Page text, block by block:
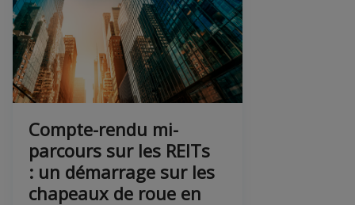
Compte-rendu mi-
parcours sur les REITs
: un démarrage sur les
chapeaux de roue en